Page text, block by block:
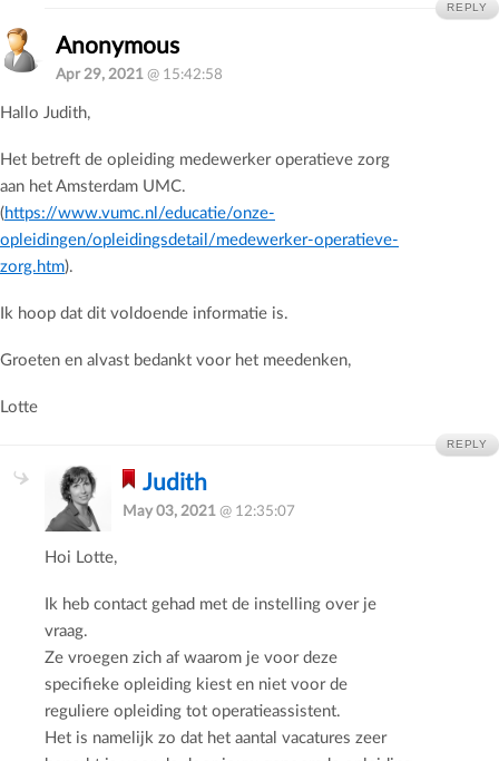
REPLY
Anonymous
Apr 29, 2021 @ 15:42:58
Hallo Judith,
Het betreft de opleiding medewerker operatieve zorg
aan het Amsterdam UMC.
(https://www.vumc.nl/educatie/onze-
opleidingen/opleidingsdetail/medewerker-operatieve-
zorg.htm).
Ik hoop dat dit voldoende informatie is.
Groeten en alvast bedankt voor het meedenken,
Lotte
REPLY
Judith
May 03, 2021 @ 12:35:07
Hoi Lotte,
Ik heb contact gehad met de instelling over je
vraag.
Ze vroegen zich af waarom je voor deze
specifieke opleiding kiest en niet voor de
reguliere opleiding tot operatieassistent.
Het is namelijk zo dat het aantal vacatures zeer